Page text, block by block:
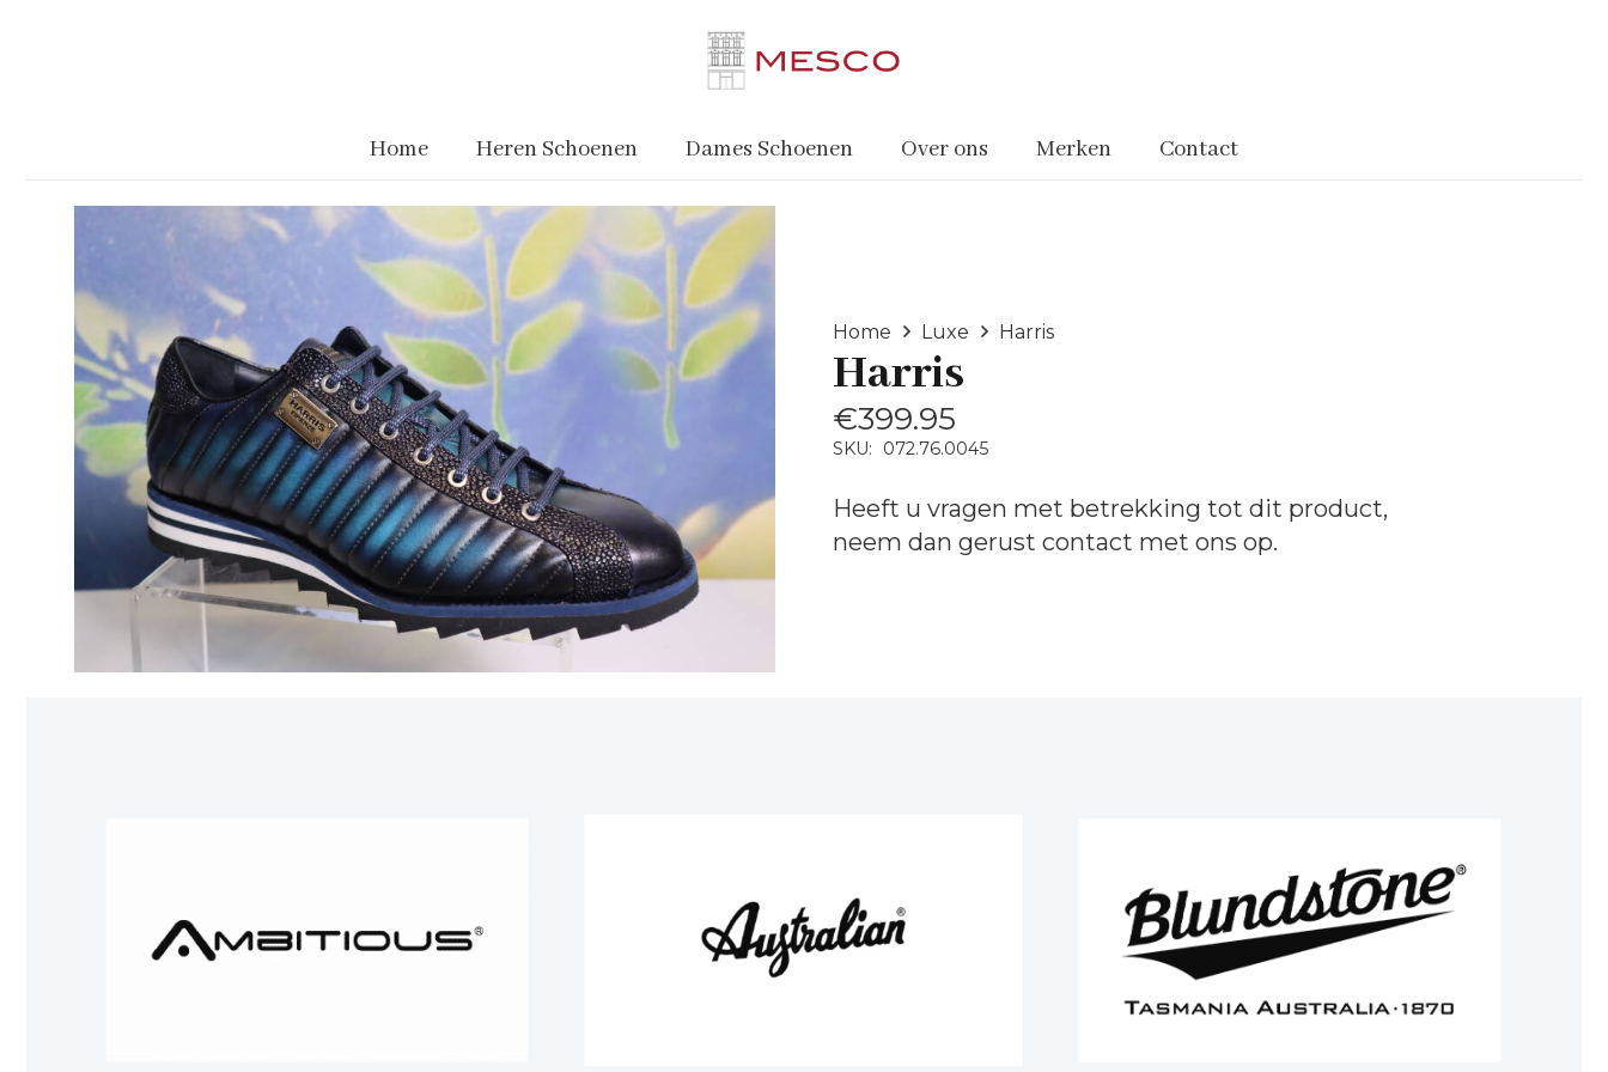
Home Heren Schoenen Dames Schoenen Over ons Merken Contact
Home Luxe Harris
Harris
€399.95
SKU: 072.76.0045
Heeft u vragen met betrekking tot dit product,
neem dan gerust contact met ons op.